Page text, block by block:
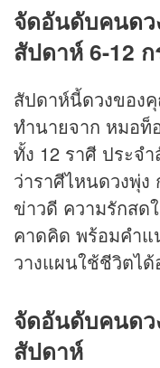
จัดอันดับคนดว
สัปดาห์ 6-12
สัปดาห์นี้ดวงของ
ทำนายจาก หมอท็
ทั้ง 12 ราศี ประจ
ว่าราศีไหนดวงพุ่ง
ข่าวดี ความรักสด
คาดคิด พร้อมคำแ
วางแผนใช้ชีวิตไ
จัดอันดับคนดว
สัปดาห์